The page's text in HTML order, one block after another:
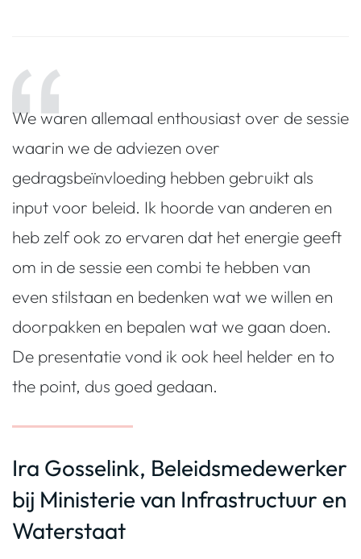
We waren allemaal enthousiast over de sessie
waarin we de adviezen over
gedragsbeïnvloeding hebben gebruikt als
input voor beleid. Ik hoorde van anderen en
heb zelf ook zo ervaren dat het energie geeft
om in de sessie een combi te hebben van
even stilstaan en bedenken wat we willen en
doorpakken en bepalen wat we gaan doen.
De presentatie vond ik ook heel helder en to
the point, dus goed gedaan.
Ira Gosselink, Beleidsmedewerker
bij Ministerie van Infrastructuur en
Waterstaat